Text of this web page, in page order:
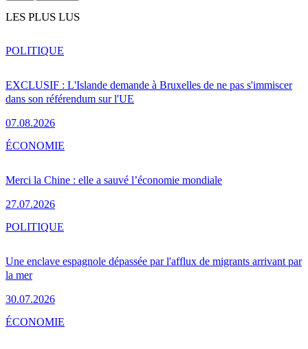
LES PLUS LUS
EXCLUSIF : L'Islande demande à Bruxelles de ne pas s'immiscer
dans son référendum sur l'UE
07.08.2026
POLITIQUE
Merci la Chine : elle a sauvé l’économie mondiale
27.07.2026
ÉCONOMIE
Une enclave espagnole dépassée par l'afflux de migrants arrivant par
la mer
30.07.2026
POLITIQUE
ÉCONOMIE